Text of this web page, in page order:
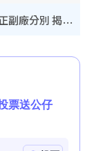
網傳公院改用內地/副廠藥？醫生拆解正副廠分別 揭4類人換藥隨時出事